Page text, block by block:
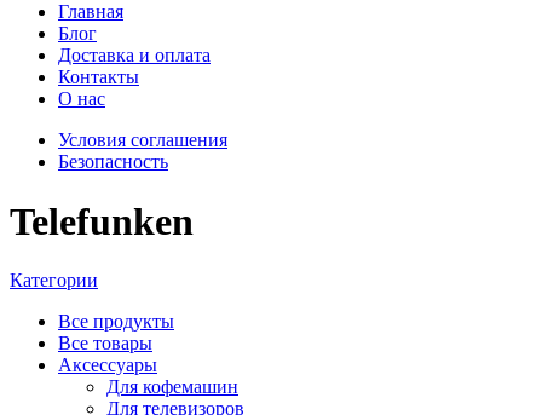
Главная
Блог
Доставка и оплата
Контакты
О нас
Условия соглашения
Безопасность
Telefunken
Категории
Все продукты
Все товары
Аксессуары
Для кофемашин
Для телевизоров